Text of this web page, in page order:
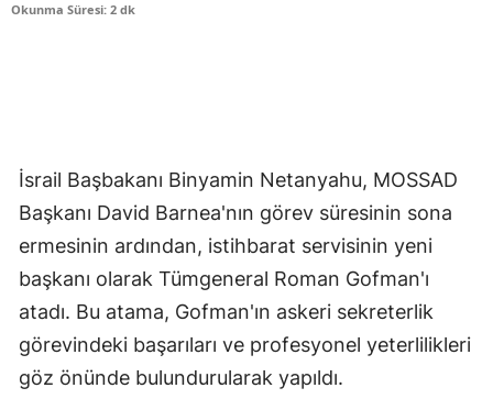
Okunma Süresi: 2 dk
İsrail Başbakanı Binyamin Netanyahu, MOSSAD
Başkanı David Barnea'nın görev süresinin sona
ermesinin ardından, istihbarat servisinin yeni
başkanı olarak Tümgeneral Roman Gofman'ı
atadı. Bu atama, Gofman'ın askeri sekreterlik
görevindeki başarıları ve profesyonel yeterlilikleri
göz önünde bulundurularak yapıldı.